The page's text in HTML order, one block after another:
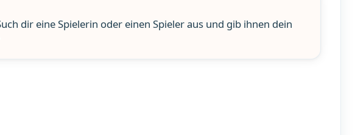
dir eine Spielerin oder einen Spieler aus und gib ihnen dein